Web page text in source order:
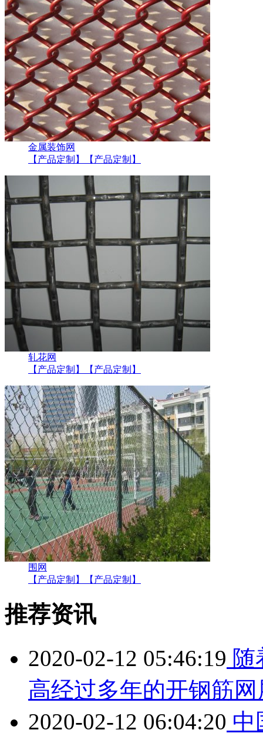
金属装饰网
【产品定制】
【产品定制】
轧花网
【产品定制】
【产品定制】
围网
【产品定制】
【产品定制】
推荐资讯
2020-02-12 05:46:19 随
高经过多年的开钢筋网
2020-02-12 06:04:20 中